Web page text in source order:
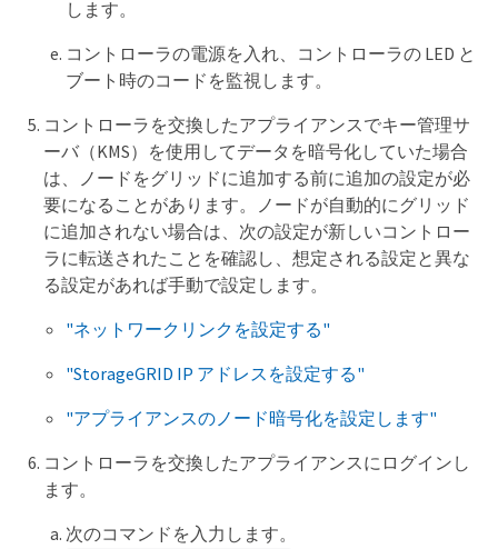
します。
コントローラの電源を入れ、コントローラの LED と
ブート時のコードを監視します。
コントローラを交換したアプライアンスでキー管理サ
ーバ（KMS）を使用してデータを暗号化していた場合
は、ノードをグリッドに追加する前に追加の設定が必
要になることがあります。ノードが自動的にグリッド
に追加されない場合は、次の設定が新しいコントロー
ラに転送されたことを確認し、想定される設定と異な
る設定があれば手動で設定します。
"ネットワークリンクを設定する"
"StorageGRID IP アドレスを設定する"
"アプライアンスのノード暗号化を設定します"
コントローラを交換したアプライアンスにログインし
ます。
次のコマンドを入力します。